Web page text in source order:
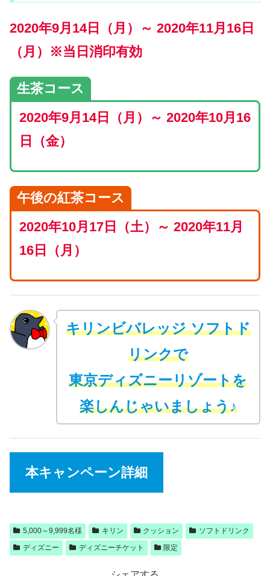
2020年9月14日（月）～ 2020年11月16日
（月）※当日消印有効
生茶コース
2020年9月14日（月）～ 2020年10月16
日（金）
午後の紅茶コース
2020年10月17日（土）～ 2020年11月
16日（月）
キリンビバレッジ ソフトド
リンクで
東京ディズニーリゾートを
楽しんじゃいましょう♪
本キャンペーン詳細
5,000～9,999名様 キリン クッション
ソフトドリンク
ディズニー
ディズニーチケット 限定